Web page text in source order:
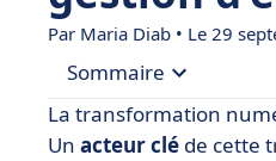
Par Maria Diab • Le 29
Sommaire
• Qu'est-ce qu'un
La transformation
Un acteur clé de cette